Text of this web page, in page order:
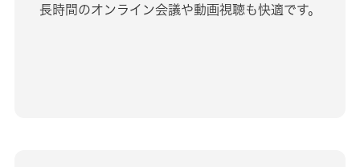
長時間のオンライン会議や動画視聴も快適です。